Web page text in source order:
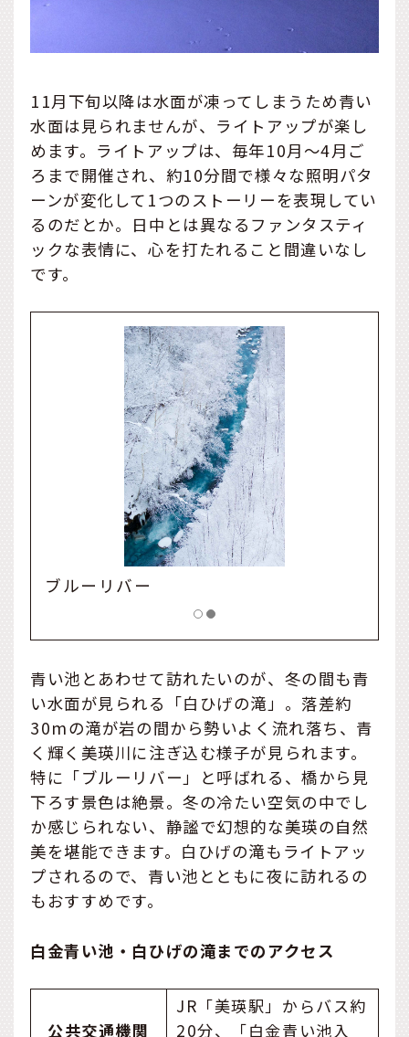
11月下旬以降は水面が凍ってしまうため青い
水面は見られませんが、ライトアップが楽し
めます。ライトアップは、毎年10月〜4月ご
ろまで開催され、約10分間で様々な照明パタ
ーンが変化して1つのストーリーを表現してい
るのだとか。日中とは異なるファンタスティ
ックな表情に、心を打たれること間違いなし
です。
ブルーリバー
青い池とあわせて訪れたいのが、冬の間も青
い水面が見られる「白ひげの滝」。落差約
30mの滝が岩の間から勢いよく流れ落ち、青
く輝く美瑛川に注ぎ込む様子が見られます。
特に「ブルーリバー」と呼ばれる、橋から見
下ろす景色は絶景。冬の冷たい空気の中でし
か感じられない、静謐で幻想的な美瑛の自然
美を堪能できます。白ひげの滝もライトアッ
プされるので、青い池とともに夜に訪れるの
もおすすめです。
白金青い池・白ひげの滝までのアクセス
公共交通機関
JR「美瑛駅」からバス約
20分、「白金青い池入